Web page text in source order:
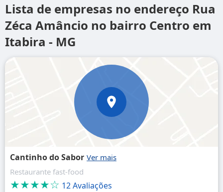
Lista de empresas no endereço Rua
Zéca Amâncio no bairro Centro em
Itabira - MG
Cantinho do Sabor
Restaurante fast-food
★★★★☆ 12 Avaliações